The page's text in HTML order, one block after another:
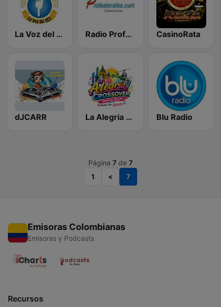
La Voz del Rey Radio Profesionales.com CasinoRata
dJCARR La Alegria Crossover Blu Radio
Página 7 de 7
1
< 7
Emisoras Colombianas
Emisoras y Podcasts
Recursos